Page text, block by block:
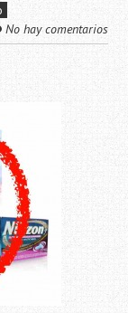
No hay comentarios